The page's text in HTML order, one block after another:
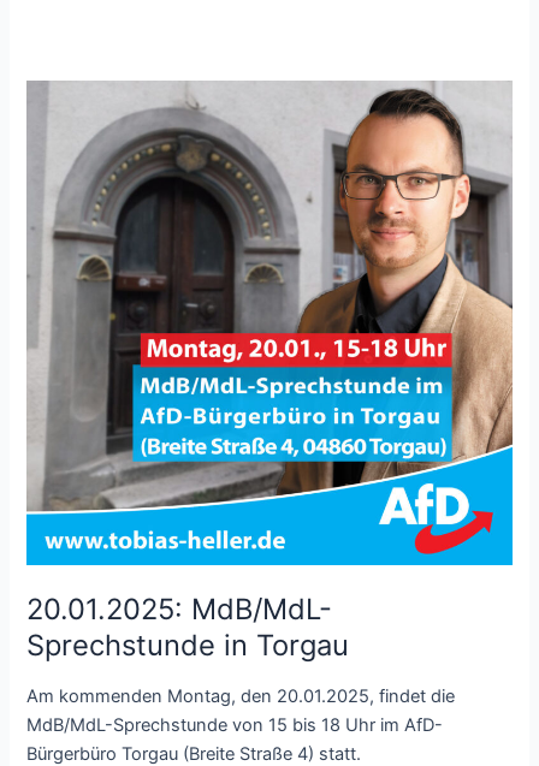
20.01.2025: MdB/MdL-
Sprechstunde in Torgau
Am kommenden Montag, den 20.01.2025, findet die
MdB/MdL-Sprechstunde von 15 bis 18 Uhr im AfD-
Bürgerbüro Torgau (Breite Straße 4) statt.